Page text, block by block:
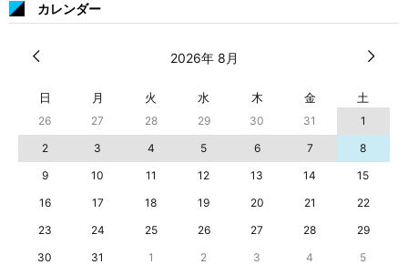
カレンダー
2026年 8月
日 月 火 水 木 金 土
26 27 28 29 30 31
1
2
3 4 5 6 7
8
9
10 11 12 13 14
15
16
17 18 19 20 21
22
23
24 25 26 27 28
29
30
31 1 2 3 4 5